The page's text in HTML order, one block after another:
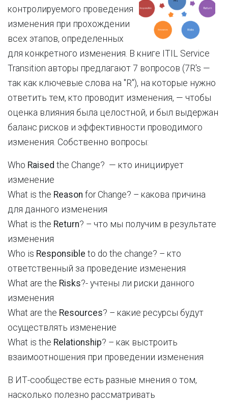
контролируемого проведения
изменения при прохождении
всех этапов, определенных
для конкретного изменения. В книге ITIL Service
Transition авторы предлагают 7 вопросов (7R's —
так как ключевые слова на "R"), на которые нужно
ответить тем, кто проводит изменения, — чтобы
оценка влияния была целостной, и был выдержан
баланс рисков и эффективности проводимого
изменения. Собственно вопросы:
Who Raised the Change? — кто инициирует
изменение
What is the Reason for Change? – какова причина
для данного изменения
What is the Return? – что мы получим в результате
изменения
Who is Responsible to do the change? – кто
ответственный за проведение изменения
What are the Risks?- учтены ли риски данного
изменения
What are the Resources? – какие ресурсы будут
осуществлять изменение
What is the Relationship? – как выстроить
взаимоотношения при проведении изменения
В ИТ-сообществе есть разные мнения о том,
насколько полезно рассматривать